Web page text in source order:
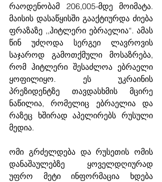
რაოდენობამ 206,005-მდე მოიმატა.
მაისის დასაწყისში გააქტიურდა ძიება
ფრაზაზე ,,ჰიტლერი ებრაელია“. ამას
წინ უძღოდა სერგეი ლავროვის
საჯაროდ გამოთქმული მოსაზრება,
რომ ჰიტლერი შესაძლოა ებრაელი
ყოფილიყო. ეს უკრაინის
პრეზიდენტზე თავდასხმის მცირე
ნაწილია, რომელიც ებრაელია და
რაზეც ხშირად აპელირებს რუსული
მედია.
ომი გრძელდება და რუსეთის ომის
დანაშაულებზე ყოველდღიურად
უფრო მეტი ინფორმაცია ხდება